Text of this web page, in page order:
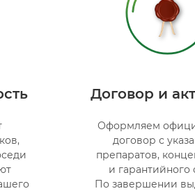
Договор и
Оформляем
договор с
препаратов,
и гарантийного
По завершении